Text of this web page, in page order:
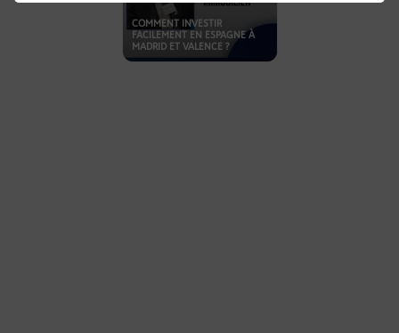
COMMENT INVESTIR
FACILEMENT EN ESPAGNE À
MADRID ET VALENCE ?